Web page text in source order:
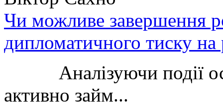
Чи можливе завершення
дипломатичного тиску
Аналізуючи події
активно займ...